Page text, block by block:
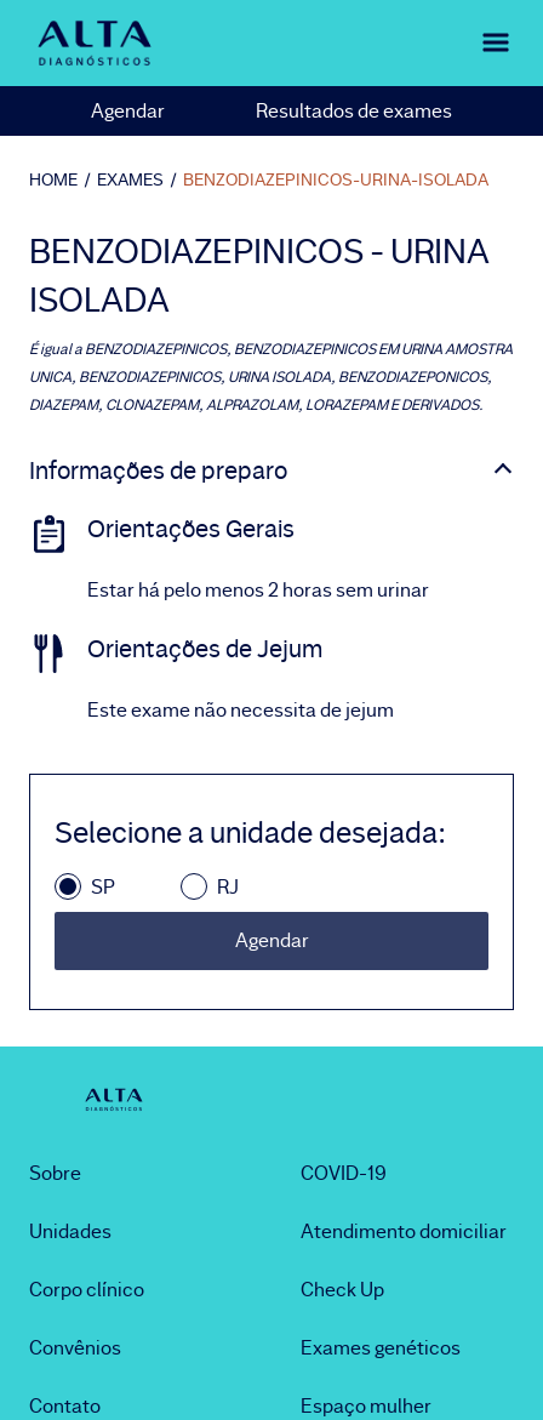
Agendar Resultados de exames
HOME / EXAMES / BENZODIAZEPINICOS-URINA-ISOLADA
BENZODIAZEPINICOS - URINA
ISOLADA
É igual aBENZODIAZEPINICOS, BENZODIAZEPINICOS EM URINA AMOSTRA
UNICA, BENZODIAZEPINICOS, URINA ISOLADA, BENZODIAZEPONICOS,
DIAZEPAM, CLONAZEPAM, ALPRAZOLAM, LORAZEPAM E DERIVADOS.
Informações de preparo
Orientações Gerais
Estar há pelo menos 2 horas sem urinar
Orientações de Jejum
Este exame não necessita de jejum
Selecione a unidade desejada:
SP RJ
Agendar
Sobre
Unidades
Corpo clínico
Convênios
Contato
COVID-19
Atendimento domiciliar
Check Up
Exames genéticos
Espaço mulher